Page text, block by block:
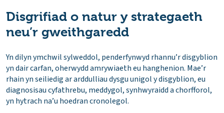
Disgrifiad o natur y strategaeth
neu’r gweithgaredd
Yn dilyn ymchwil sylweddol, penderfynwyd rhannu’r disgyblion
yn dair carfan, oherwydd amrywiaeth eu hanghenion. Mae’r
rhain yn seiliedig ar arddulliau dysgu unigol y disgyblion, eu
diagnosisau cyfathrebu, meddygol, synhwyraidd a chorfforol,
yn hytrach na’u hoedran cronolegol.